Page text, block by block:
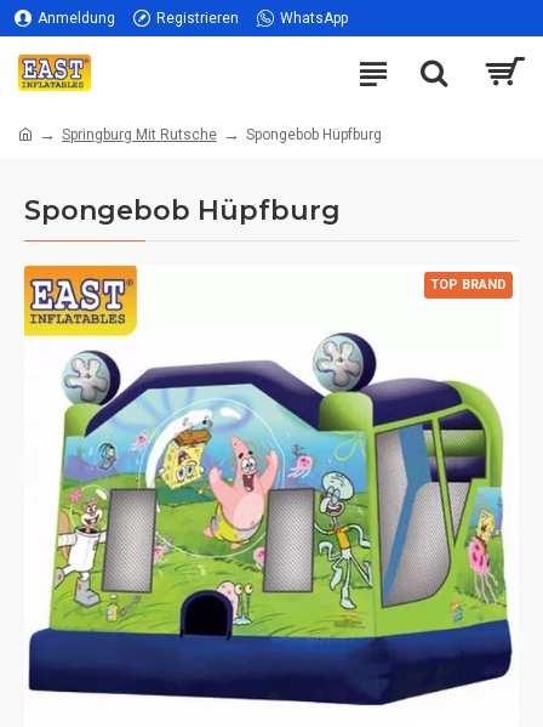
Anmeldung Registrieren WhatsApp
Springburg Mit Rutsche Spongebob Hüpfburg
Spongebob Hüpfburg
TOP BRAND